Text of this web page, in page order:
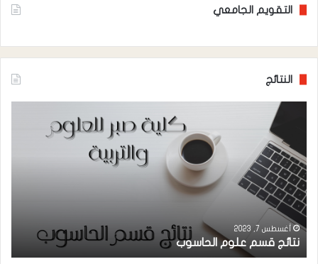
التقويم الجامعي
النتائج
الحاسوب
أغسطس 7, 2023
نتائج قسم علوم الحاسوب